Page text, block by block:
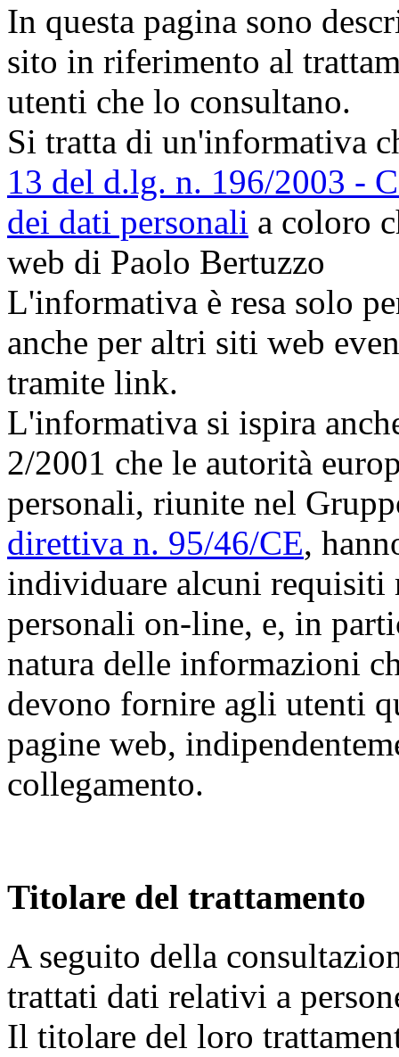
In questa pagina sono
sito in riferimento al
utenti che lo consultano.
Si tratta di un'informativa
13 del d.lg. n. 196/2003 -
dei dati personali a coloro
web di Paolo Bertuzzo
L'informativa è resa solo
anche per altri siti web
tramite link.
L'informativa si ispira
2/2001 che le autorità
personali, riunite nel
direttiva n. 95/46/CE,
individuare alcuni
personali on-line, e, in
natura delle informazioni
devono fornire agli utenti
pagine web,
collegamento.
Titolare del trattamento
A seguito della
trattati dati relativi a
Il titolare del loro